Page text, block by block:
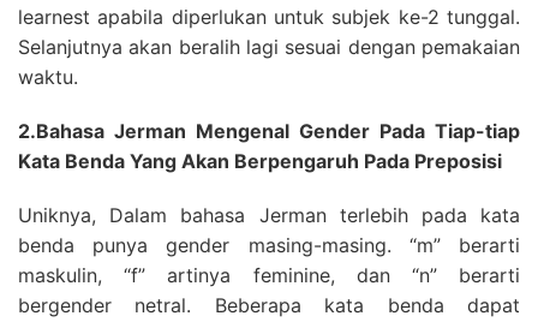
learnest apabila diperlukan untuk subjek ke-2 tunggal.
Selanjutnya akan beralih lagi sesuai dengan pemakaian
waktu.
2.Bahasa Jerman Mengenal Gender Pada Tiap-tiap
Kata Benda Yang Akan Berpengaruh Pada Preposisi
Uniknya, Dalam bahasa Jerman terlebih pada kata
benda punya gender masing-masing. “m” berarti
maskulin, “f” artinya feminine, dan “n” berarti
bergender netral. Beberapa kata benda dapat